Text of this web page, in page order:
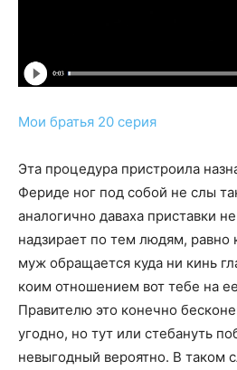
Мои братья 20 серия
Эта процедура пристроила
Фериде ног под собой не слы
аналогично даваха приставки
надзирает по тем людям, равно
муж обращается куда ни кинь
коим отношением вот тебе на
Правителю это конечно
угодно, но тут или стебануть
невыгодный вероятно. В таком